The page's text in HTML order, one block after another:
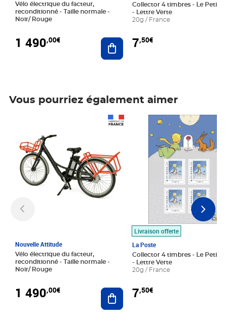
Vélo électrique du facteur,
reconditionné - Taille normale -
Noir/ Rouge
1 490,00€ Ajouter au panier
Collector 4 timbres - Le Petit
- Lettre Verte
20g / France
7,50€
Vous pourriez également aimer
Nouvelle Attitude
Vélo électrique du facteur,
reconditionné - Taille normale -
Noir/ Rouge
1 490,00€ Ajouter au panier
Livraison offerte
La Poste
Collector 4 timbres - Le Petit
- Lettre Verte
20g / France
7,50€
Prix 7,50€